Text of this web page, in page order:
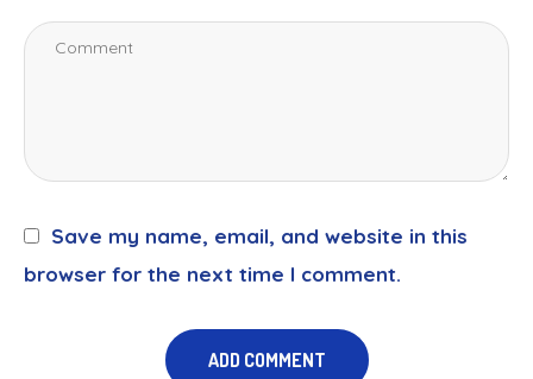
Save my name, email, and website in this
browser for the next time I comment.